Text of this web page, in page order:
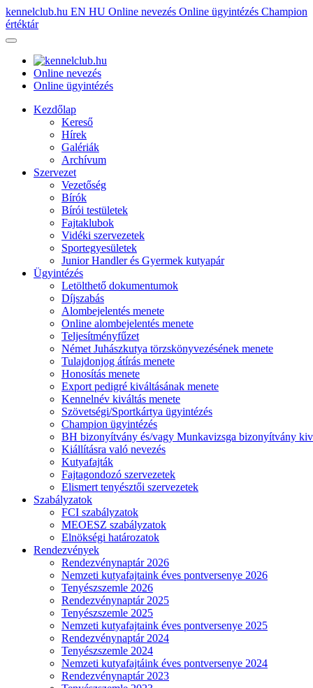
kennelclub.hu EN HU Online nevezés Online ügyintézés Champion
értéktár
Online nevezés
Online ügyintézés
Kezdőlap
Kereső
Hírek
Galériák
Archívum
Szervezet
Vezetőség
Bírók
Bírói testületek
Fajtaklubok
Vidéki szervezetek
Sportegyesületek
Junior Handler és Gyermek kutyapár
Ügyintézés
Letölthető dokumentumok
Díjszabás
Alombejelentés menete
Online alombejelentés menete
Teljesítményfűzet
Német Juhászkutya törzskönyvezésének menete
Tulajdonjog átírás menete
Honosítás menete
Export pedigré kiváltásának menete
Kennelnév kiváltás menete
Szövetségi/Sportkártya ügyintézés
Champion ügyintézés
BH bizonyítvány és/vagy Munkavizsga bizonyítvány
Kiállításra való nevezés
Kutyafajták
Fajtagondozó szervezetek
Elismert tenyésztői szervezetek
Szabályzatok
FCI szabályzatok
MEOESZ szabályzatok
Elnökségi határozatok
Rendezvények
Rendezvénynaptár 2026
Nemzeti kutyafajtaink éves pontversenye 2026
Tenyészszemle 2026
Rendezvénynaptár 2025
Tenyészszemle 2025
Nemzeti kutyafajtaink éves pontversenye 2025
Rendezvénynaptár 2024
Tenyészszemle 2024
Nemzeti kutyafajtáink éves pontversenye 2024
Rendezvénynaptár 2023